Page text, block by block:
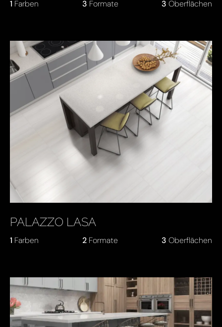
1 Farben 3 Formate 3 Oberflächen
PALAZZO LASA
1 Farben 2 Formate 3 Oberflächen